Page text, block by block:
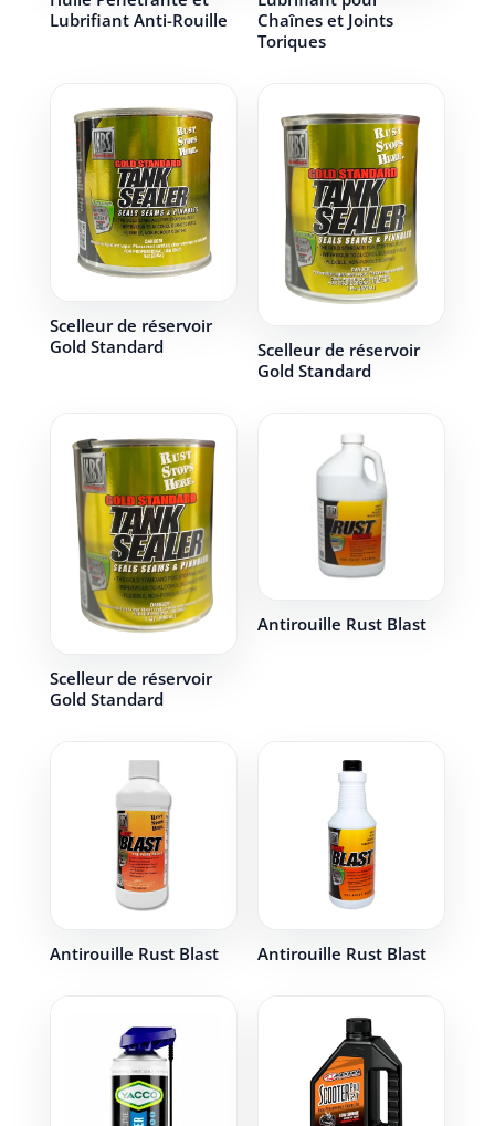
Lubrifiant Anti-Rouille
Chaînes et Joints
Toriques
Scelleur de réservoir
Gold Standard
Scelleur de réservoir
Gold Standard
Scelleur de réservoir
Gold Standard
Antirouille Rust Blast
Antirouille Rust Blast Antirouille Rust Blast